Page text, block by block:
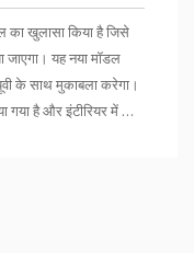
का खुलासा किया है जिसे
जाएगा। यह नया मॉडल
के साथ मुकाबला करेगा।
गया है और इंटीरियर में भी